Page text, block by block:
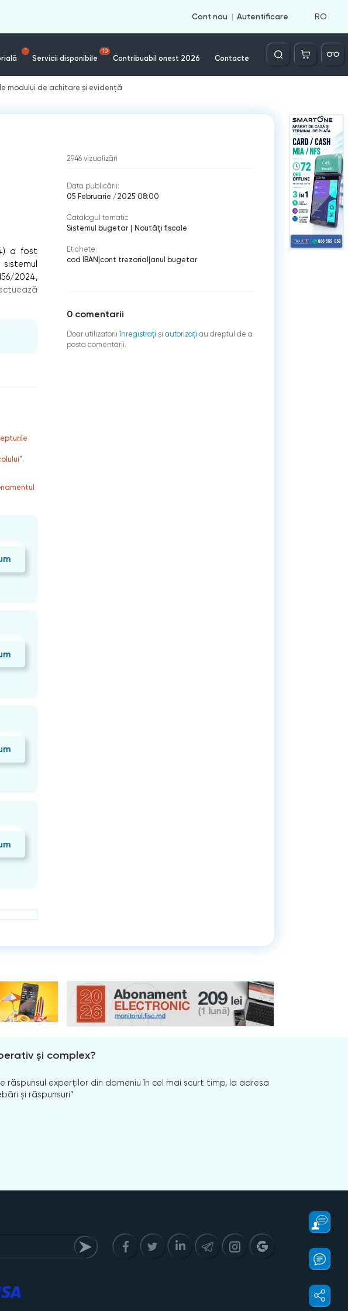
Cont nou Autentificare RO
1
Servicii disponibile
10
Contribuabil onest 2026 Contacte
Căutare
modului de achitare și evidență
a fost
2024,
2946 vizualizări
Data publicării:
05 Februarie /2025 08:00
Catalogul tematic
Sistemul bugetar
Noutăți fiscale
Etichete:
cod IBAN cont trezorial anul bugetar
0 comentarii
Doar utilizatorii înregistraţi şi autorizați au dreptul de a
posta comentarii.
și complex?
experților din domeniu în cel mai scurt timp, la adresa
și răspunsuri”